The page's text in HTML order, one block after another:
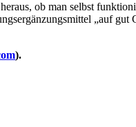
ob man selbst
„auf gut
).